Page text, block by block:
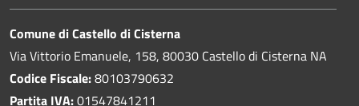
Comune di Castello di Cisterna
Via Vittorio Emanuele, 158, 80030 Castello di Cisterna NA
Codice Fiscale:80103790632
Partita IVA:01547841211